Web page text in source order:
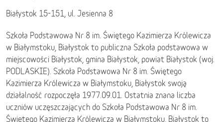
Białystok 15-151, ul. Jesienna 8
Szkoła Podstawowa Nr 8 im. Świętego Kazimierza Królewicza
w Białymstoku, Białystok to publiczna Szkoła podstawowa w
miejscowości Białystok, gmina Białystok, powiat Białystok (woj.
PODLASKIE). Szkoła Podstawowa Nr 8 im. Świętego
Kazimierza Królewicza w Białymstoku, Białystok swoją
działalność rozpoczęła 1977.09.01. Ostatnia znana liczba
uczniów uczęszczających do Szkoła Podstawowa Nr 8 im.
Świętego Kazimierza Królewicza w Białymstoku, Białystok to